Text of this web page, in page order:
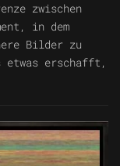
zwischen
in dem
Bilder zu
erschafft,